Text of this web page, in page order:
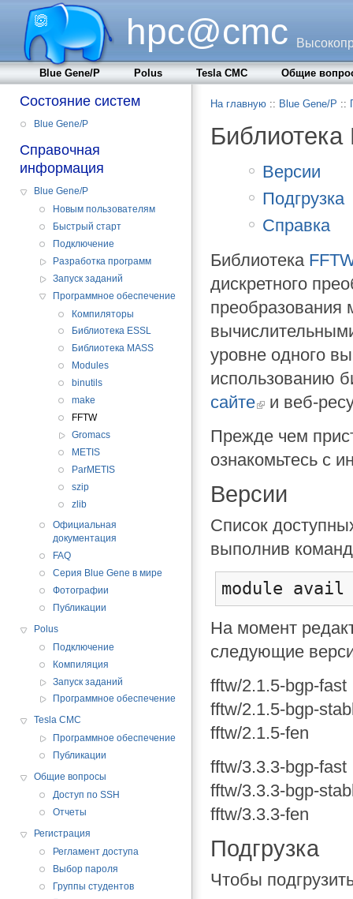
hpc@cmc
Blue Gene/P Polus Tesla CMC Общие
Состояние систем
Blue Gene/P
Справочная
информация
Blue Gene/P
Новым пользователям
Быстрый старт
Подключение
Разработка программ
Запуск заданий
Программное обеспечение
Компиляторы
Библиотека ESSL
Библиотека MASS
Modules
binutils
make
FFTW
Gromacs
METIS
ParMETIS
szip
zlib
Официальная
документация
FAQ
Серия Blue Gene в мире
Фотографии
Публикации
Polus
Подключение
Компиляция
Запуск заданий
Программное обеспечение
Tesla CMC
Программное обеспечение
Публикации
Общие вопросы
Доступ по SSH
Отчеты
Регистрация
Регламент доступа
Выбор пароля
Группы студентов
На главную:: Blue Gene/P ::
Библиотека
Версии
Подгрузка
Справка
Библиотека
дискретного
преобразования
уровне одного
использованию
сайте и веб-
Прежде чем
ознакомьтесь с
Версии
Список
выполнив
module
На момент
следующие
fftw/2.1.5-bgp-fast
fftw/2.1.5-bgp-
fftw/2.1.5-fen
fftw/3.3.3-bgp-fast
fftw/3.3.3-bgp-
fftw/3.3.3-fen
Подгрузка
Чтобы